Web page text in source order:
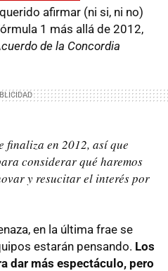
afirmar (ni si, ni no)
1 más allá de 2012,
de la Concordia
finaliza en 2012, así que
considerar qué haremos
y resucitar el interés por
en la última frae se
estarán pensando. Los
dar más espectáculo, pero